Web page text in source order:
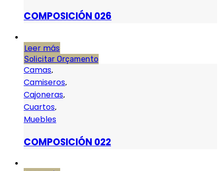
COMPOSICIÓN 026
Leer más
Solicitar Orçamento
Camas,
Camiseros,
Cajoneras,
Cuartos,
Muebles
COMPOSICIÓN 022